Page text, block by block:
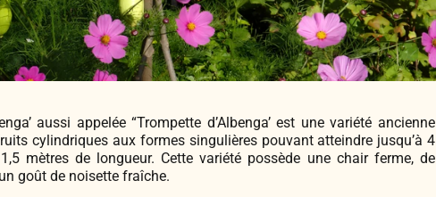
aussi appelée “Trompette d’Albenga’ est une variété ancienne
cylindriques aux formes singulières pouvant atteindre jusqu’à 4
mètres de longueur. Cette variété possède une chair ferme, de
goût de noisette fraîche.